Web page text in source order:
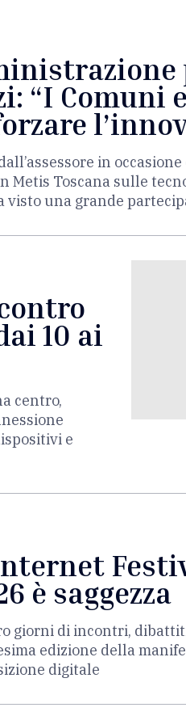
“I
in
Metis Toscana sulle
visto una grande
10 ai
centro,
e
è saggezza
giorni di incontri,
edizione della
digitale